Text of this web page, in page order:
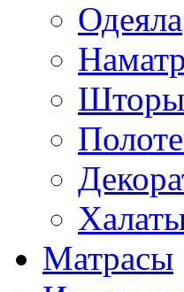
Одеяла
Шторы
Матрасы